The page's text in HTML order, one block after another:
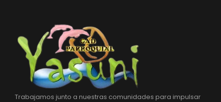
Trabajamos junto a nuestras comunidades para impulsar